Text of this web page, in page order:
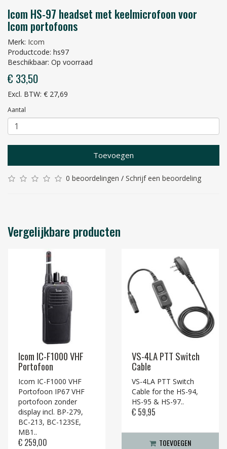
Icom HS-97 headset met keelmicrofoon voor
Icom portofoons
Merk: Icom
Productcode: hs97
Beschikbaar: Op voorraad
€ 33,50
Excl. BTW: € 27,69
Aantal
Toevoegen
0 beoordelingen / Schrijf een beoordeling
Vergelijkbare producten
Icom IC-F1000 VHF
Portofoon
Icom IC-F1000 VHF
Portofoon IP67 VHF
portofoon zonder
display incl. BP-279,
BC-213, BC-123SE,
MB1..
€ 259,00
VS-4LA PTT Switch
Cable
VS-4LA PTT Switch
Cable for the HS-94,
HS-95 & HS-97..
€ 59,95
TOEVOEGEN